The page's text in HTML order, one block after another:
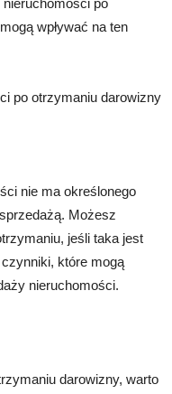
po
wpływać na ten
po otrzymaniu darowizny
nie ma określonego
Możesz
jeśli taka jest
które mogą
nieruchomości.
darowizny, warto